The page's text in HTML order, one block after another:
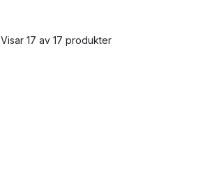
Visar 17 av 17 produkter